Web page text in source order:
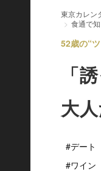
東京カレン
食通で
52歳の“
「
大
#デート
#ワイン